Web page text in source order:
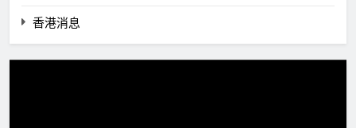
香港消息